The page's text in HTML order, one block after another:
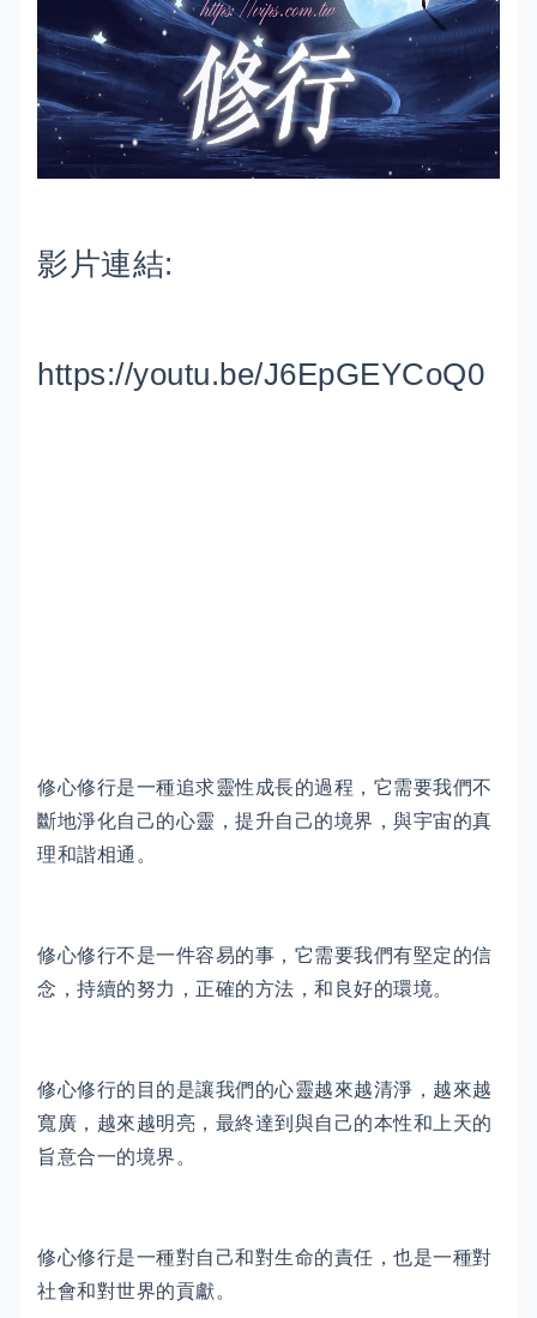
影片連結:
https://youtu.be/J6EpGEYCoQ0
修心修行是一種追求靈性成長的過程，它需要我們不
斷地淨化自己的心靈，提升自己的境界，與宇宙的真
理和諧相通。
修心修行不是一件容易的事，它需要我們有堅定的信
念，持續的努力，正確的方法，和良好的環境。
修心修行的目的是讓我們的心靈越來越清淨，越來越
寬廣，越來越明亮，最終達到與自己的本性和上天的
旨意合一的境界。
修心修行是一種對自己和對生命的責任，也是一種對
社會和對世界的貢獻。